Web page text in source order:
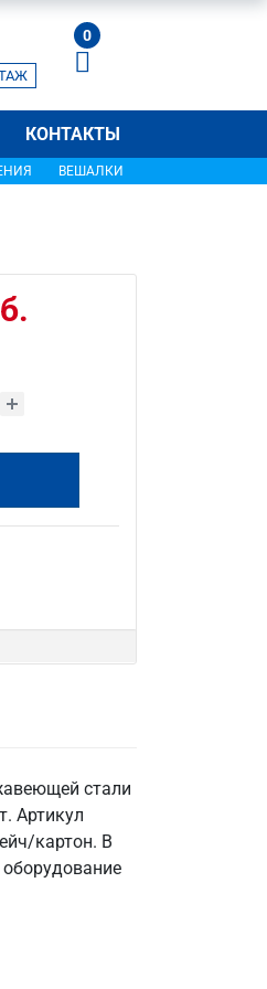
0
КОНТАКТЫ
ВЕШАЛКИ
стали
Артикул
картон. В